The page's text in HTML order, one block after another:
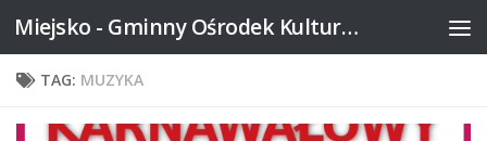
Skip to content Miejsko - Gminny Ośrodek Kultury w Mikstacie
TAG: MUZYKA